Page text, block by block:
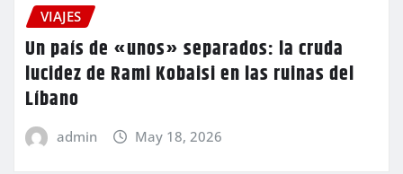
VIAJES
Un país de «unos» separados: la cruda
lucidez de Rami Kobaisi en las ruinas del
Líbano
admin May 18, 2026